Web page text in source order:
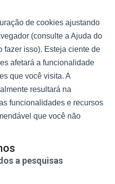
de cookies ajustando
(consulte a Ajuda do
fazer isso). Esteja ciente de
afetará a funcionalidade
que você visita. A
resultará na
funcionalidades e recursos
que você não
a pesquisas